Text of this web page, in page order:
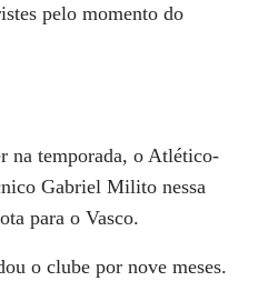
pelo momento do
na temporada, o Atlético-
Gabriel Milito nessa
para o Vasco.
o clube por nove meses.